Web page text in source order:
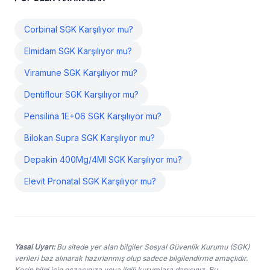
Corbinal SGK Karşılıyor mu?
Elmidam SGK Karşılıyor mu?
Viramune SGK Karşılıyor mu?
Dentiflour SGK Karşılıyor mu?
Pensilina 1E+06 SGK Karşılıyor mu?
Bilokan Supra SGK Karşılıyor mu?
Depakin 400Mg/4Ml SGK Karşılıyor mu?
Elevit Pronatal SGK Karşılıyor mu?
Yasal Uyarı:Bu sitede yer alan bilgiler Sosyal Güvenlik Kurumu (SGK)
verileri baz alınarak hazırlanmış olup sadece bilgilendirme amaçlıdır.